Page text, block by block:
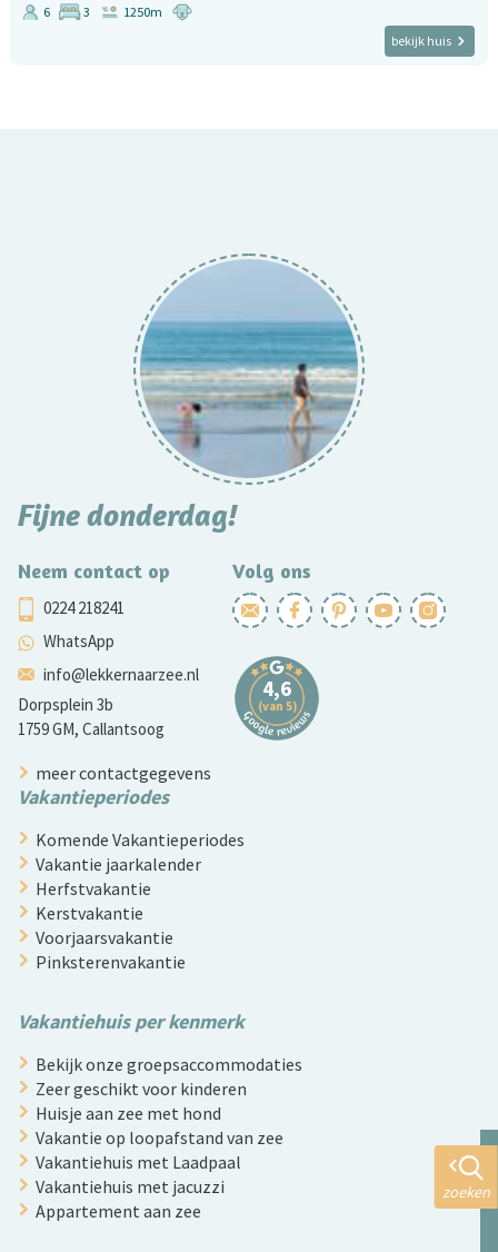
6 3
1250m
bekijk huis
Fijne donderdag!
Neem contact op
0224 218241
WhatsApp
info@lekkernaarzee.nl
Dorpsplein 3b
1759 GM, Callantsoog
Volg ons
meer contactgegevens
Vakantieperiodes
Komende Vakantieperiodes
Vakantie jaarkalender
Herfstvakantie
Kerstvakantie
Voorjaarsvakantie
Pinksterenvakantie
Vakantiehuis per kenmerk
Bekijk onze groepsaccommodaties
Zeer geschikt voor kinderen
Huisje aan zee met hond
Vakantie op loopafstand van zee
Vakantiehuis met Laadpaal
Vakantiehuis met jacuzzi
Appartement aan zee
zoeken